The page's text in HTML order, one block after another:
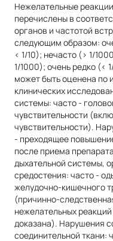
Нежелательные
перечислены в
органов и частотой
следующим образом:
< 1/10); нечасто (> 1/
1/1000); очень редко (<
может быть оценена
клинических
системы: часто -
чувствительности
чувствительности).
- преходящее
после приема
дыхательной системы,
средостения: часто -
желудочно-кишечного
(причинно-
нежелательных
доказана). Нарушения
соединительной ткани: